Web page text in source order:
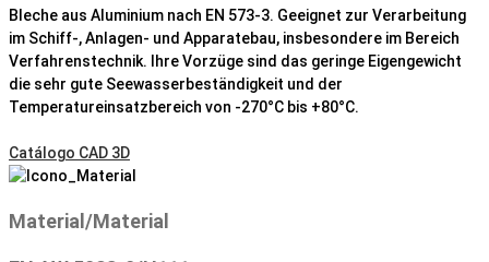
Bleche aus Aluminium nach EN 573-3. Geeignet zur Verarbeitung
im Schiff-, Anlagen- und Apparatebau, insbesondere im Bereich
Verfahrenstechnik. Ihre Vorzüge sind das geringe Eigengewicht
die sehr gute Seewasserbeständigkeit und der
Temperatureinsatzbereich von -270°C bis +80°C.
Catálogo CAD 3D
Material/Material